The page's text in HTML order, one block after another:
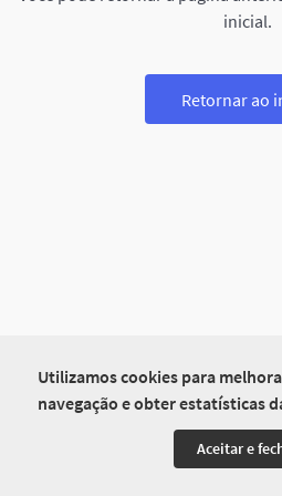
Utilizamos cookies para
navegação e obter estatísticas
Aceitar e
inicial.
Retornar ao